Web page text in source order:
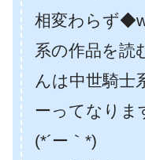
相変わらず
系の作品を読
んは中世騎士
ーってなりま
(*´ー｀*)